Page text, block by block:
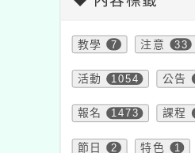
教學 7 注意 33
活動 1054 公告
報名 1473 課程
節日 2 特色 1